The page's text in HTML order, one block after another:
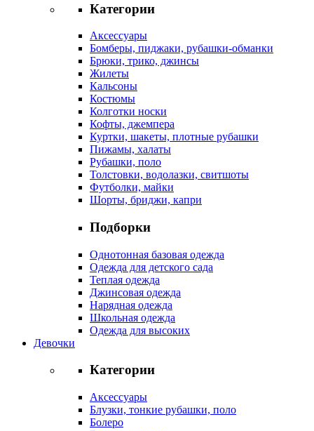
Категории
Аксессуары
Бомберы, пиджаки, рубашки-обманки
Брюки, трико, джинсы
Жилеты
Кальсоны
Костюмы
Колготки носки
Кофты, джемпера
Куртки, шакеты, плотные рубашки
Пижамы, халаты
Рубашки, поло
Толстовки, водолазки, свитшоты
Футболки, майки
Шорты, бриджи, капри
Подборки
Однотонная базовая одежда
Одежда для детского сада
Теплая одежда
Джинсовая одежда
Нарядная одежда
Школьная одежда
Одежда для высоких
Девочки
Категории
Аксессуары
Блузки, тонкие рубашки, поло
Болеро